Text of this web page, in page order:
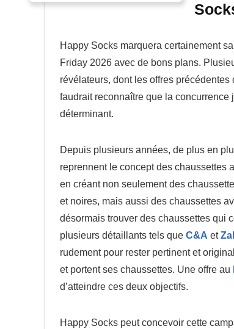
Happy Socks marquera certainement
Friday 2026 avec de bons plans.
révélateurs, dont les offres précédentes
faudrait reconnaître que la concurrence
déterminant.
Depuis plusieurs années, de plus en
reprennent le concept des chaussettes
en créant non seulement des
et noires, mais aussi des chaussettes
désormais trouver des chaussettes qui
plusieurs détaillants tels que C&A et
rudement pour rester pertinent et
et portent ses chaussettes. Une offre au
d’atteindre ces deux objectifs.
Happy Socks peut concevoir cette